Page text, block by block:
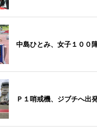
中島ひとみ、女子１００
Ｐ１哨戒機、ジブチへ出